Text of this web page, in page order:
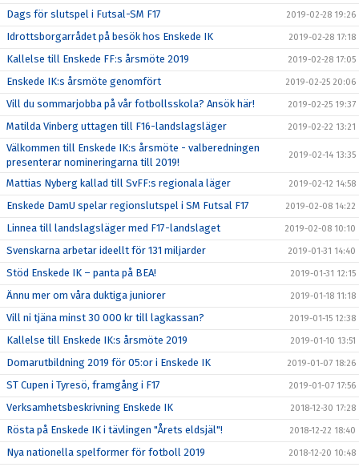
Dags för slutspel i Futsal-SM F17 2019-02-28 19:26
Idrottsborgarrådet på besök hos Enskede IK 2019-02-28 17:18
Kallelse till Enskede FF:s årsmöte 2019 2019-02-28 17:05
Enskede IK:s årsmöte genomfört 2019-02-25 20:06
Vill du sommarjobba på vår fotbollsskola? Ansök här! 2019-02-25 19:37
Matilda Vinberg uttagen till F16-landslagsläger 2019-02-22 13:21
Välkommen till Enskede IK:s årsmöte - valberedningen
presenterar nomineringarna till 2019!
2019-02-14 13:35
Mattias Nyberg kallad till SvFF:s regionala läger 2019-02-12 14:58
Enskede DamU spelar regionslutspel i SM Futsal F17 2019-02-08 14:22
Linnea till landslagsläger med F17-landslaget 2019-02-08 10:10
Svenskarna arbetar ideellt för 131 miljarder 2019-01-31 14:40
Stöd Enskede IK – panta på BEA! 2019-01-31 12:15
Ännu mer om våra duktiga juniorer 2019-01-18 11:18
Vill ni tjäna minst 30 000 kr till lagkassan? 2019-01-15 12:38
Kallelse till Enskede IK:s årsmöte 2019 2019-01-10 13:51
Domarutbildning 2019 för 05:or i Enskede IK 2019-01-07 18:26
ST Cupen i Tyresö, framgång i F17 2019-01-07 17:56
Verksamhetsbeskrivning Enskede IK 2018-12-30 17:28
Rösta på Enskede IK i tävlingen "Årets eldsjäl"! 2018-12-22 18:40
Nya nationella spelformer för fotboll 2019 2018-12-20 10:48